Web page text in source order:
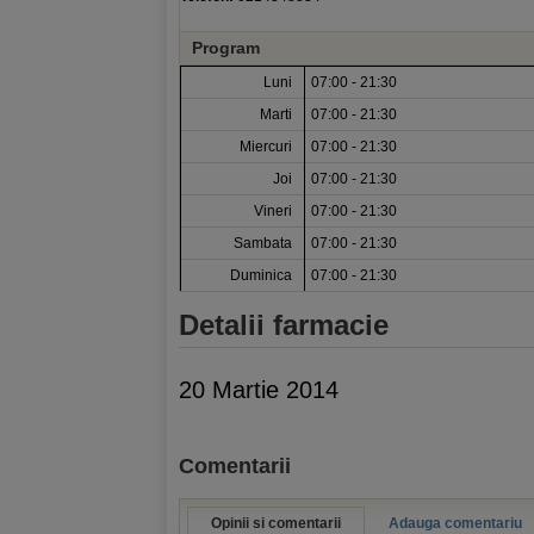
Program
Luni
07:00 - 21:30
Marti
07:00 - 21:30
Miercuri
07:00 - 21:30
Joi
07:00 - 21:30
Vineri
07:00 - 21:30
Sambata
07:00 - 21:30
Duminica
07:00 - 21:30
Detalii farmacie
20 Martie 2014
Comentarii
Opinii si comentarii Adauga comentariu